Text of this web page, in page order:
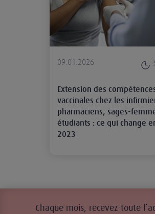
09.01.2026
Extension des
vaccinales chez les
pharmaciens, sages-
étudiants : ce qui change
2023
Chaque mois, recevez toute